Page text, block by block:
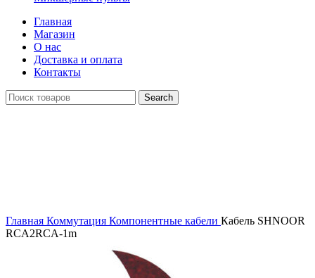
Главная
Магазин
О нас
Доставка и оплата
Контакты
Search
Главная Коммутация Компонентные кабели Кабель SHNOOR
RCA2RCA-1m